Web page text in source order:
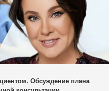
Обсуждение плана